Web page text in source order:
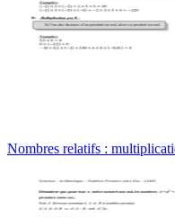
Nombres relatifs :